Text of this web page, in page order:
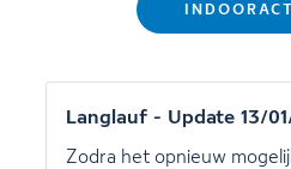
Langlauf - Update 13/
Zodra het opnieuw